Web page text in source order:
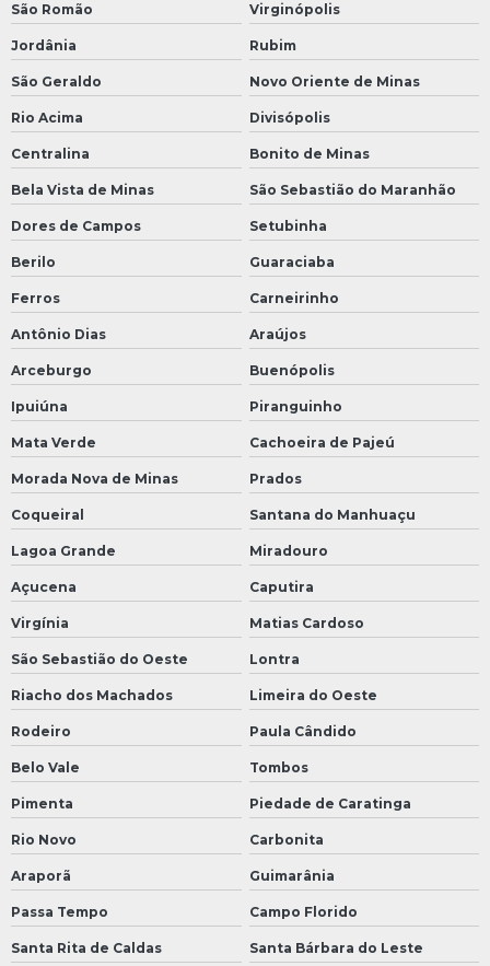
São Romão Virginópolis
Jordânia Rubim
São Geraldo Novo Oriente de Minas
Rio Acima Divisópolis
Centralina Bonito de Minas
Bela Vista de Minas São Sebastião do Maranhão
Dores de Campos Setubinha
Berilo Guaraciaba
Ferros Carneirinho
Antônio Dias Araújos
Arceburgo Buenópolis
Ipuiúna Piranguinho
Mata Verde Cachoeira de Pajeú
Morada Nova de Minas Prados
Coqueiral Santana do Manhuaçu
Lagoa Grande Miradouro
Açucena Caputira
Virgínia Matias Cardoso
São Sebastião do Oeste Lontra
Riacho dos Machados Limeira do Oeste
Rodeiro Paula Cândido
Belo Vale Tombos
Pimenta Piedade de Caratinga
Rio Novo Carbonita
Araporã Guimarânia
Passa Tempo Campo Florido
Santa Rita de Caldas Santa Bárbara do Leste